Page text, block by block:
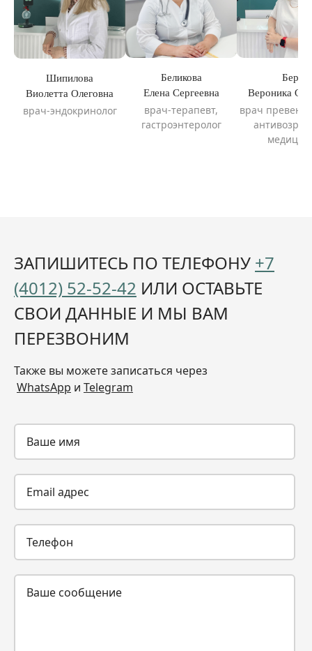
Шипилова
Виолетта Олеговна
врач-эндокринолог
Беликова
Елена Сергеевна
врач-терапевт,
гастроэнтеролог
Берг
Вероника
врач
ЗАПИШИТЕСЬ ПО ТЕЛЕФОНУ +7
(4012) 52-52-42 ИЛИ ОСТАВЬТЕ
СВОИ ДАННЫЕ И МЫ ВАМ
ПЕРЕЗВОНИМ
Также вы можете записаться через
WhatsApp и Telegram